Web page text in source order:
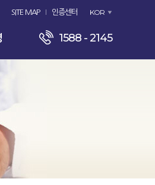
SITE MAP 인증센터 KOR
1588 - 2145